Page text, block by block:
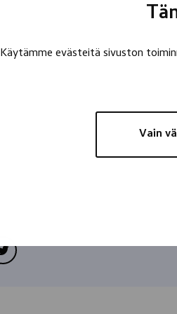
Käytämme evästeitä sivuston
Vain